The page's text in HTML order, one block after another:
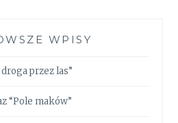
WPISY
przez las”
“Pole maków”